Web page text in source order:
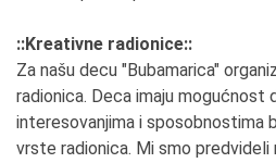
::Kreativne radionice::
Za našu decu "Bubamarica"
radionica. Deca imaju mogućnost
interesovanjima i sposobnostima
vrste radionica. Mi smo predvideli